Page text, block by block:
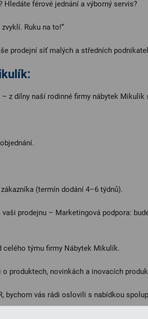
férové jednání a výborný servis?
Ruku na to!“
prodejní síť malých a středních
z dílny naší rodinné firmy nábytek Mikulík
(termín dodání 4–6 týdnů).
prodejnu – Marketingová podpora:
týmu firmy Nábytek Mikulík.
produktech, novinkách a inovacích
bychom vás rádi oslovili s nabídkou